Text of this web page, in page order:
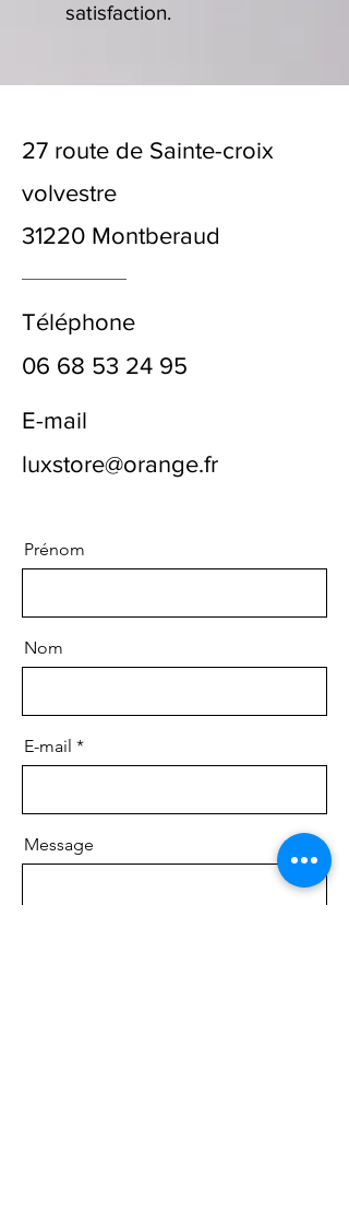
satisfaction.
27 route de Sainte-croix
volvestre
31220 Montberaud
Téléphone
06 68 53 24 95
E-mail
luxstore@orange.fr
Prénom
Nom
E-mail
Message